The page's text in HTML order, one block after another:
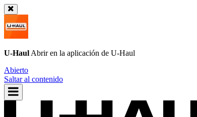
U-Haul Abrir en la aplicación de U-Haul
Abierto
Saltar al contenido